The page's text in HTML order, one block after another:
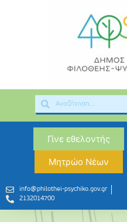
Γίνε εθελοντής
Μητρώο Νέων
info@philothei-psychiko.gov.gr
2132014700